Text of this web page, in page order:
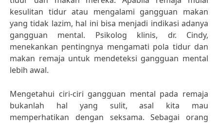
kesulitan tidur atau mengalami gangguan makan
yang tidak lazim, hal ini bisa menjadi indikasi adanya
gangguan mental. Psikolog klinis, dr. Cindy,
menekankan pentingnya mengamati pola tidur dan
makan remaja untuk mendeteksi gangguan mental
lebih awal.
Mengetahui ciri-ciri gangguan mental pada remaja
bukanlah hal yang sulit, asal kita mau
memperhatikan dengan seksama. Sebagai orang